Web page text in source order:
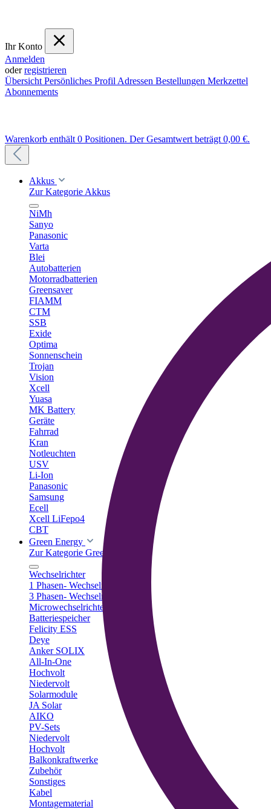
Ihr Konto
Anmelden
oderregistrieren
Übersicht Persönliches Profil Adressen Bestellungen Merkzettel
Abonnements
Warenkorb enthält 0 Positionen. Der Gesamtwert beträgt 0,00 €.
Akkus
Zur Kategorie Akkus
NiMh
Sanyo
Panasonic
Varta
Blei
Autobatterien
Motorradbatterien
Greensaver
FIAMM
CTM
SSB
Exide
Optima
Sonnenschein
Trojan
Vision
Xcell
Yuasa
MK Battery
Geräte
Fahrrad
Kran
Notleuchten
USV
Li-Ion
Panasonic
Samsung
Ecell
Xcell LiFepo4
CBT
Green Energy
Zur Kategorie Green Energy
Wechselrichter
1 Phasen- Wechselrichter
3 Phasen- Wechselrichter
Microwechselrichter
Batteriespeicher
Felicity ESS
Deye
Anker SOLIX
All-In-One
Hochvolt
Niedervolt
Solarmodule
JA Solar
AIKO
PV-Sets
Niedervolt
Hochvolt
Balkonkraftwerke
Zubehör
Sonstiges
Kabel
Montagematerial